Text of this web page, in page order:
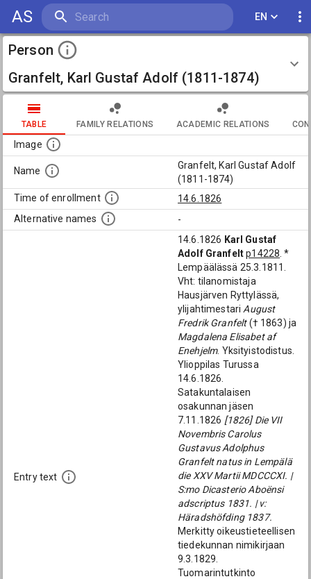
AS EN
Person
Granfelt, Karl Gustaf Adolf (1811-1874)
TABLE FAMILY RELATIONS ACADEMIC RELATIONS
Image
Name
Granfelt, Karl Gustaf Adolf
(1811-1874)
Time of enrollment
14.6.1826
Alternative names
-
Entry text
14.6.1826 Karl Gustaf
Adolf Granfelt p14228 . *
Lempäälässä 25.3.1811.
Vht: tilanomistaja
Hausjärven Ryttylässä,
ylijahtimestari August
Fredrik Granfelt(† 1863) ja
Magdalena Elisabet af
Enehjelm. Yksityistodistus.
Ylioppilas Turussa
14.6.1826.
Satakuntalaisen
osakunnan jäsen
7.11.1826 [1826] Die VII
Novembris Carolus
Gustavus Adolphus
Granfelt natus in Lempälä
die XXV Martii MDCCCXI. |
S:mo Dicasterio Aboënsi
adscriptus 1831. | v:
Häradshöfding 1837.
Merkitty oikeustieteellisen
tiedekunnan nimikirjaan
9.3.1829.
Tuomarintutkinto